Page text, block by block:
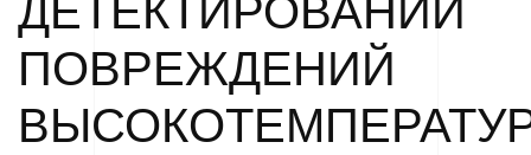
ДЕТЕКТИРОВАНИИ
ПОВРЕЖДЕНИЙ